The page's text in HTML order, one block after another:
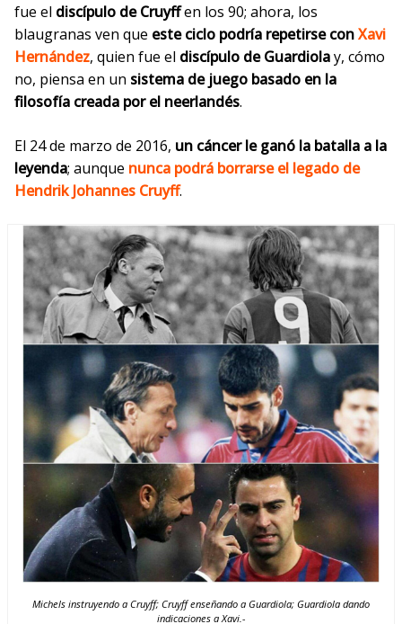
fue el discípulo de Cruyffen los 90; ahora, los
blaugranas ven que este ciclo podría repetirse conXavi
Hernández, quien fue el discípulo de Guardiolay, cómo
no, piensa en un sistema de juego basado en la
filosofía creada por el neerlandés.
El 24 de marzo de 2016, un cáncer le ganó la batalla a la
leyenda; aunque nunca podrá borrarse el legado de
Hendrik Johannes Cruyff.
Michels instruyendo a Cruyff; Cruyff enseñando a Guardiola; Guardiola dando
indicaciones a Xavi.-